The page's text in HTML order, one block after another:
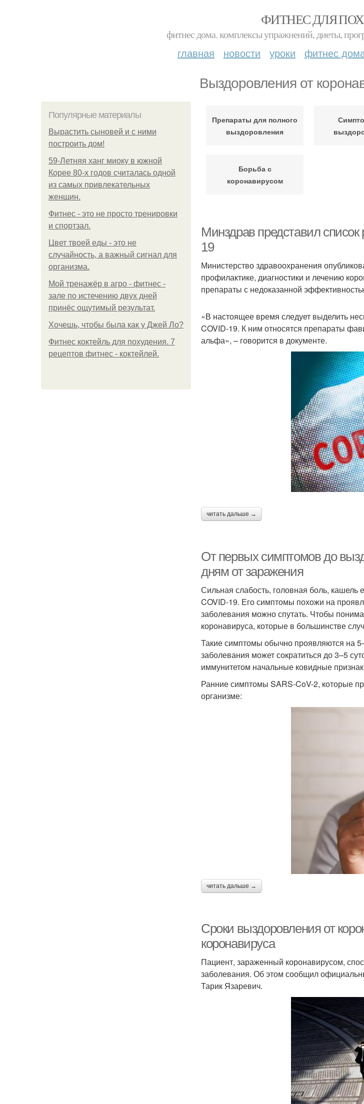
ФИТНЕС ДЛЯ
фитнес дома. комплексы упражнений, диеты,
главная новости уроки фитнес
Выздоровления от
Популярные материалы
Вырастить сыновей и с ними
построить дом!
59-Летняя ханг миоку в южной
Корее 80-х годов считалась одной
из самых привлекательных
женщин.
Фитнес - это не просто тренировки
и спортзал.
Цвет твоей еды - это не
случайность, а важный сигнал для
организма.
Мой тренажёр в агро - фитнес -
зале по истечению двух дней
принёс ощутимый результат.
Хочешь, чтобы была как у Джей Ло?
Фитнес коктейль для похудения. 7
рецептов фитнес - коктейлей.
Препараты для полного
выздоровления
Борьба с
коронавирусом
Минздрав представил
19
Министерство здравоохранения
профилактике, диагностики и лечению
препараты с недоказанной
«В настоящее время следует выделить
COVID-19. К ним относятся препараты
альфа», – говорится в документе.
читать дальше →
От первых симптомов до
дням от заражения
Сильная слабость, головная боль, кашель
COVID-19. Его симптомы похожи на
заболевания можно спутать. Чтобы
коронавируса, которые в большинстве
Такие симптомы обычно проявляются на
заболевания может сократиться до 3–5
иммунитетом начальные ковидные
Ранние симптомы SARS-CoV-2, которые
организме:
читать дальше →
Сроки выздоровления от
коронавируса
Пациент, зараженный коронавирусом,
заболевания. Об этом сообщил
Тарик Язаревич.